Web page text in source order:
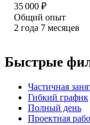
35 000 ₽
Общий опыт
2 года 7 месяцев
Быстрые
Частичная
Гибкий график
Полный день
Проектная